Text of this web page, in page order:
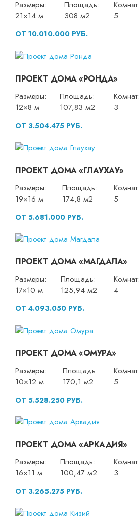
Размеры:
21×14 м
Площадь:
308 м2
Комнат:
5
ОТ 10.010.000 РУБ.
ПРОЕКТ ДОМА «РОНДА»
Размеры:
12×8 м
Площадь:
107,83 м2
Комнат:
3
ОТ 3.504.475 РУБ.
ПРОЕКТ ДОМА «ГЛАУХАУ»
Размеры:
19×16 м
Площадь:
174,8 м2
Комнат:
5
ОТ 5.681.000 РУБ.
ПРОЕКТ ДОМА «МАГДАЛА»
Размеры:
17×10 м
Площадь:
125,94 м2
Комнат:
4
ОТ 4.093.050 РУБ.
ПРОЕКТ ДОМА «ОМУРА»
Размеры:
10×12 м
Площадь:
170,1 м2
Комнат:
5
ОТ 5.528.250 РУБ.
ПРОЕКТ ДОМА «АРКАДИЯ»
Размеры:
16×11 м
Площадь:
100,47 м2
Комнат:
3
ОТ 3.265.275 РУБ.